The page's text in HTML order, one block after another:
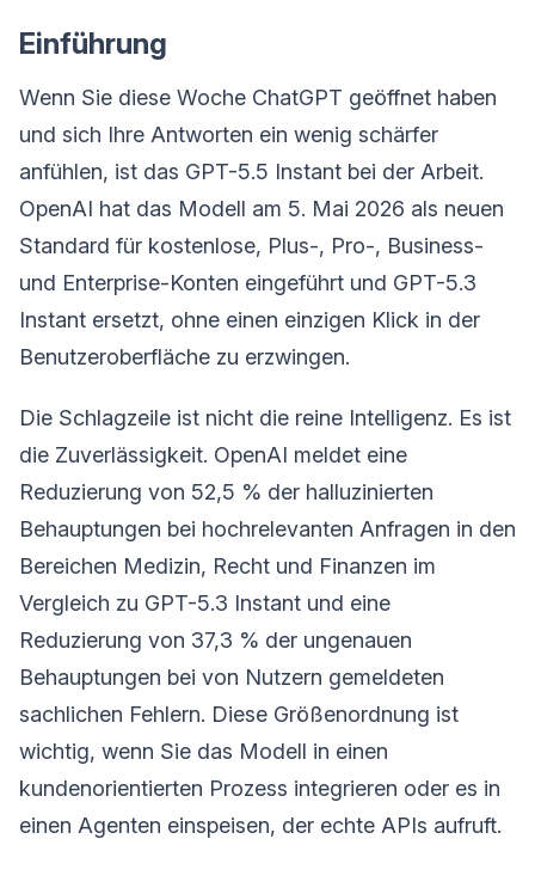
Einführung
Wenn Sie diese Woche ChatGPT geöffnet haben
und sich Ihre Antworten ein wenig schärfer
anfühlen, ist das GPT-5.5 Instant bei der Arbeit.
OpenAI hat das Modell am 5. Mai 2026 als neuen
Standard für kostenlose, Plus-, Pro-, Business-
und Enterprise-Konten eingeführt und GPT-5.3
Instant ersetzt, ohne einen einzigen Klick in der
Benutzeroberfläche zu erzwingen.
Die Schlagzeile ist nicht die reine Intelligenz. Es ist
die Zuverlässigkeit. OpenAI meldet eine
Reduzierung von 52,5 % der halluzinierten
Behauptungen bei hochrelevanten Anfragen in den
Bereichen Medizin, Recht und Finanzen im
Vergleich zu GPT-5.3 Instant und eine
Reduzierung von 37,3 % der ungenauen
Behauptungen bei von Nutzern gemeldeten
sachlichen Fehlern. Diese Größenordnung ist
wichtig, wenn Sie das Modell in einen
kundenorientierten Prozess integrieren oder es in
einen Agenten einspeisen, der echte APIs aufruft.